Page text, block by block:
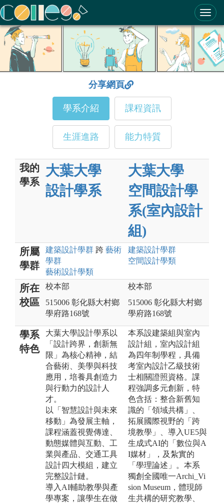
ColleGo! 大學選才與高中育才輔助系統
分享網頁
學系介紹 課程資訊
生涯進路 能力特質
我的
學系
大葉大學
設計學系
大葉大學
空間設計學
系(室內設計
組)
所屬
學群
建築設計學群 跨 藝術
學群
藝術設計學類
建築設計學群
空間設計學類
所在
校區
校本部
515006 彰化縣大村鄉
學府路168號
校本部
515006 彰化縣大村鄉
學府路168號
學系
特色
大葉大學設計學系以
「設計跨界，創新無
限」為核心精神，結
合藝術、美學與科技
應用，培養具創造力
與行動力的設計人
才。
以「智慧設計與未來
移動」為發展主軸，
課程涵蓋視覺傳達、
動態媒體與互動、工
業與產品、交通工具
設計四大模組，建立
完整設計鏈。
導入AI輔助教學與產
學專案，讓學生在做
本系設建築組與室內
設計組，室內設計組
為四年制學程，具備
考室內設計乙級技術
士相關證照資格。課
程強調多元創新，特
色含括：整合新舊知
識的「領域共構」、
拓展國際視野的「跨
境教學」、導入UE5與
生成式AI的「數位與A
I媒材」，及紮實的
「學理論述」。本系
獨創全國唯一Archi_Vi
sion Museum，體現師
生共構的研究教學、